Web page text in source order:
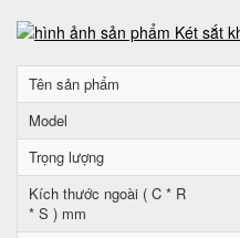
Tên sản phẩm
Model
Trọng lượng
Kích thước ngoài ( C * R
* S ) mm